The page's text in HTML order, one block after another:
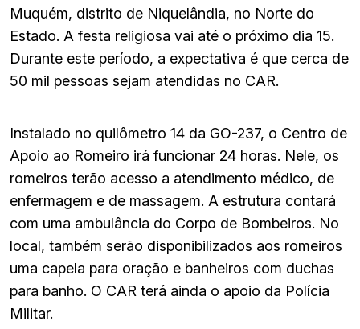
Muquém, distrito de Niquelândia, no Norte do
Estado. A festa religiosa vai até o próximo dia 15.
Durante este período, a expectativa é que cerca de
50 mil pessoas sejam atendidas no CAR.
Instalado no quilômetro 14 da GO-237, o Centro de
Apoio ao Romeiro irá funcionar 24 horas. Nele, os
romeiros terão acesso a atendimento médico, de
enfermagem e de massagem. A estrutura contará
com uma ambulância do Corpo de Bombeiros. No
local, também serão disponibilizados aos romeiros
uma capela para oração e banheiros com duchas
para banho. O CAR terá ainda o apoio da Polícia
Militar.